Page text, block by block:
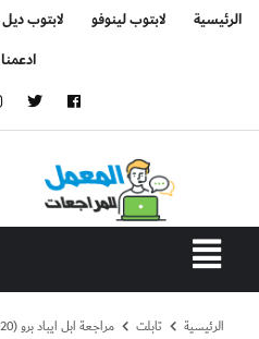
الرئيسية لابتوب لينوفو لابتوب ديل
ادعمنا
الرئيسية تابلت مراجعة ابل ايباد برو iPad Pro (2020)